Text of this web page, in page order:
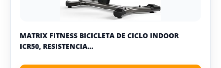
MATRIX FITNESS BICICLETA DE CICLO INDOOR
ICR50, RESISTENCIA...